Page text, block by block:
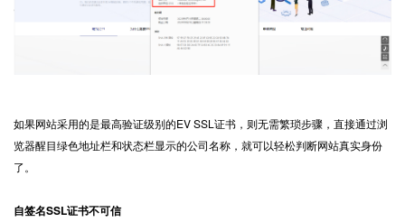
如果网站采用的是最高验证级别的EV SSL证书，则无需繁琐步骤，直接通过浏
览器醒目绿色地址栏和状态栏显示的公司名称，就可以轻松判断网站真实身份
了。
自签名SSL证书不可信